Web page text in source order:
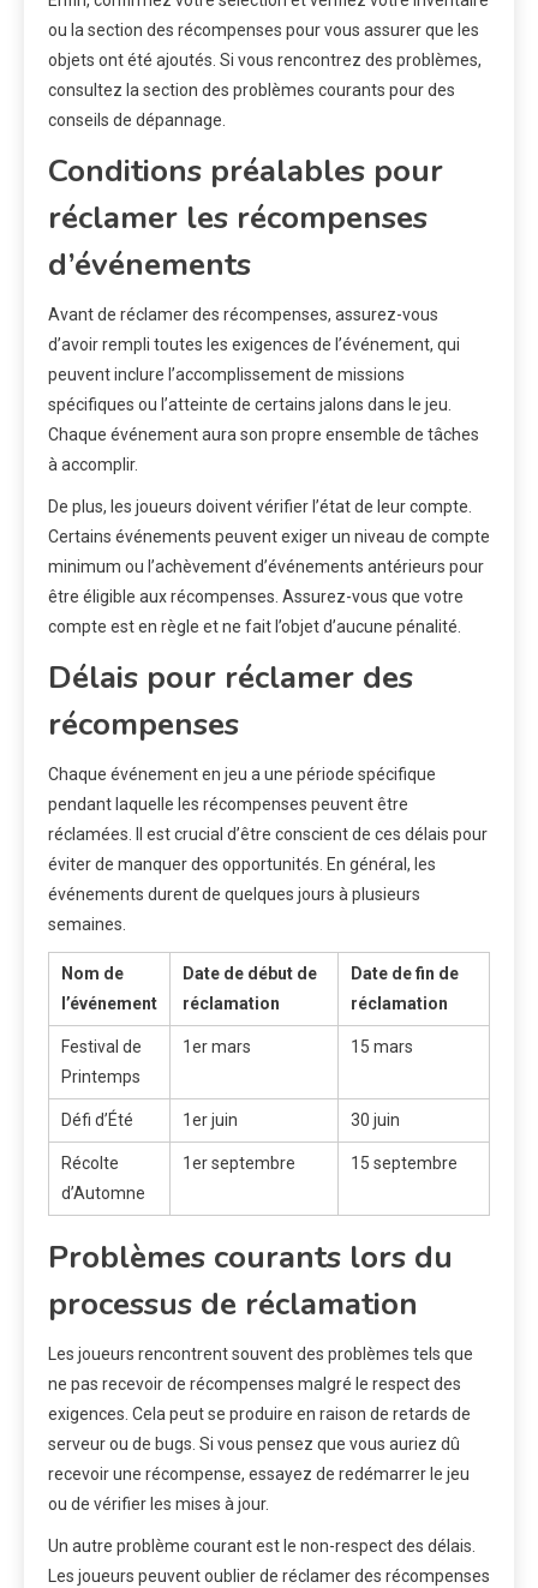
ou la section des récompenses pour vous assurer que les
objets ont été ajoutés. Si vous rencontrez des problèmes,
consultez la section des problèmes courants pour des
conseils de dépannage.
Conditions préalables pour
réclamer les récompenses
d’événements
Avant de réclamer des récompenses, assurez-vous
d’avoir rempli toutes les exigences de l’événement, qui
peuvent inclure l’accomplissement de missions
spécifiques ou l’atteinte de certains jalons dans le jeu.
Chaque événement aura son propre ensemble de tâches
à accomplir.
De plus, les joueurs doivent vérifier l’état de leur compte.
Certains événements peuvent exiger un niveau de compte
minimum ou l’achèvement d’événements antérieurs pour
être éligible aux récompenses. Assurez-vous que votre
compte est en règle et ne fait l’objet d’aucune pénalité.
Délais pour réclamer des
récompenses
Chaque événement en jeu a une période spécifique
pendant laquelle les récompenses peuvent être
réclamées. Il est crucial d’être conscient de ces délais pour
éviter de manquer des opportunités. En général, les
événements durent de quelques jours à plusieurs
semaines.
Nom de
l’événement
Date de début de
réclamation
Date de fin de
réclamation
Festival de
Printemps
1er mars 15 mars
Défi d’Été 1er juin 30 juin
Récolte
d’Automne
1er septembre 15 septembre
Problèmes courants lors du
processus de réclamation
Les joueurs rencontrent souvent des problèmes tels que
ne pas recevoir de récompenses malgré le respect des
exigences. Cela peut se produire en raison de retards de
serveur ou de bugs. Si vous pensez que vous auriez dû
recevoir une récompense, essayez de redémarrer le jeu
ou de vérifier les mises à jour.
Un autre problème courant est le non-respect des délais.
Les joueurs peuvent oublier de réclamer des récompenses